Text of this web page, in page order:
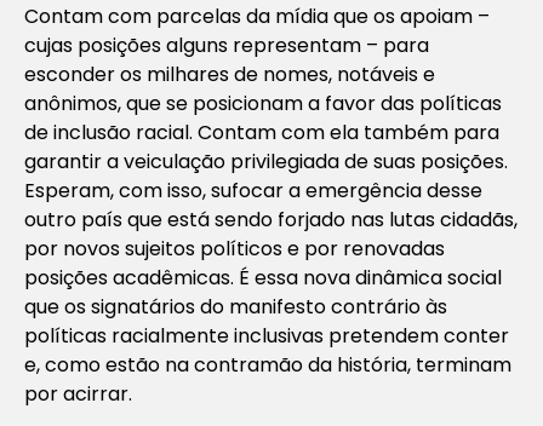
Contam com parcelas da mídia que os apoiam –
cujas posições alguns representam – para
esconder os milhares de nomes, notáveis e
anônimos, que se posicionam a favor das políticas
de inclusão racial. Contam com ela também para
garantir a veiculação privilegiada de suas posições.
Esperam, com isso, sufocar a emergência desse
outro país que está sendo forjado nas lutas cidadãs,
por novos sujeitos políticos e por renovadas
posições acadêmicas. É essa nova dinâmica social
que os signatários do manifesto contrário às
políticas racialmente inclusivas pretendem conter
e, como estão na contramão da história, terminam
por acirrar.